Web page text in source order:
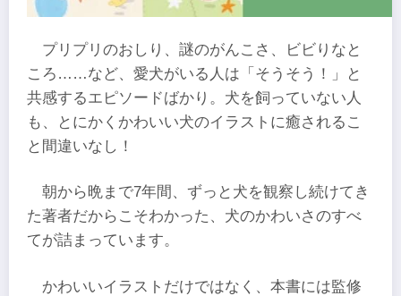
プリプリのおしり、謎のがんこさ、ビビりなと
ころ……など、愛犬がいる人は「そうそう！」と
共感するエピソードばかり。犬を飼っていない人
も、とにかくかわいい犬のイラストに癒されるこ
と間違いなし！
朝から晩まで7年間、ずっと犬を観察し続けてき
た著者だからこそわかった、犬のかわいさのすべ
てが詰まっています。
かわいいイラストだけではなく、本書には監修